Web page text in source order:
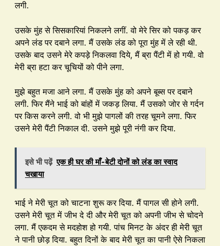
लगी.
उसके मुंह से सिसकारियां निकलने लगीं. वो मेरे सिर को पकड़ कर
अपने लंड पर दबाने लगा. मैं उसके लंड को पूरा मुंह में ले रही थी.
उसके बाद उसने मेरे कपड़े निकलवा दिये, मैं ब्रा पैंटी में हो गयी. वो
मेरी ब्रा हटा कर चूचियों को पीने लगा.
मुझे बहुत मजा आने लगा. मैं उसके मुंह को अपने बूब्स पर दबाने
लगी. फिर मैंने भाई को बांहों में जकड़ लिया. मैं उसको जोर से गर्दन
पर किस करने लगी. वो भी मुझे पागलों की तरह चूमने लगा. फिर
उसने मेरी पैंटी निकाल दी. उसने मुझे पूरी नंगी कर दिया.
इसे भी पढ़ें एक ही घर की माँ-बेटी दोनों को लंड का स्वाद
चखाया
भाई ने मेरी चूत को चाटना शुरू कर दिया. मैं पागल सी होने लगी.
उसने मेरी चूत में जीभ दे दी और मेरी चूत को अपनी जीभ से चोदने
लगा. मैं एकदम से मदहोश हो गयी. पांच मिनट के अंदर ही मेरी चूत
ने पानी छोड़ दिया. बहुत दिनों के बाद मेरी चूत का पानी ऐसे निकला